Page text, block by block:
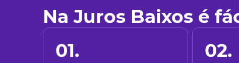
Na Juros Baixos é
01.
02.